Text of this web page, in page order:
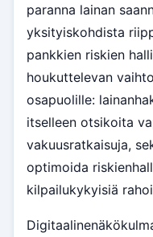
paranna lainan
yksityiskohdista
pankkien riskien
houkuttelevan
osapuolille:
itselleen otsikoita
vakuusratkaisuja,
optimoida
kilpailukykyisiä